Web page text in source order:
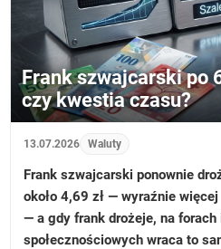
Frank szwajcarski po
czy kwestia czasu?
13.07.2026 Waluty
Frank szwajcarski ponownie
około 4,69 zł — wyraźnie
— a gdy frank drożeje, na forach
społecznościowych wraca to